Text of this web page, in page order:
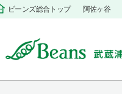
ビーンズ総合トップ 阿佐ヶ谷